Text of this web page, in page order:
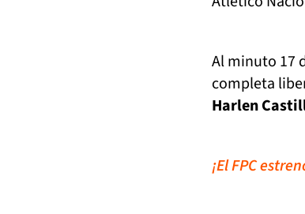
Al minuto 17
completa
Harlen
¡El FPC